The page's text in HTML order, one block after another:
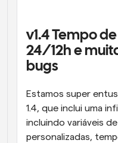
Agendamento
Automatizar
Blogue
Mantenha-se
Reuniões
Reunião com
v1.4 Tempo
24/12h e
bugs
Estamos super
1.4, que inclui uma
incluindo variáveis
personalizadas,